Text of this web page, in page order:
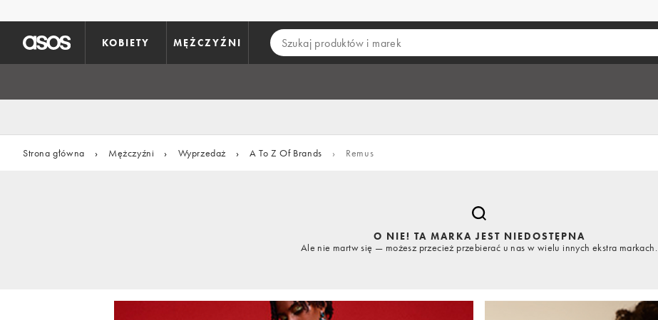
KOBIETY MĘŻCZYŹNI
Strona główna › Mężczyźni › Wyprzedaż › A To Z Of Brands › Remus
O NIE! TA MARKA JEST NIEDOSTĘPNA
Ale nie martw się — możesz przecież przebierać u nas w wielu innych ekstra markach.